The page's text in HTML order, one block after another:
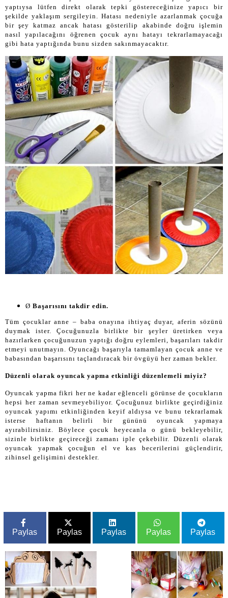
yaptıysa lütfen direkt olarak tepki göstereceğinize yapıcı bir
şekilde yaklaşım sergileyin. Hatası nedeniyle azarlanmak çocuğa
bir şey katmaz ancak hatası gösterilip akabinde doğru işlemin
nasıl yapılacağını öğrenen çocuk aynı hatayı tekrarlamayacağı
gibi hata yaptığında bunu sizden sakınmayacaktır.
Ø Başarısını takdir edin.
Tüm çocuklar anne – baba onayına ihtiyaç duyar, aferin sözünü
duymak ister. Çocuğunuzla birlikte bir şeyler üretirken veya
hazırlarken çocuğunuzun yaptığı doğru eylemleri, başarıları takdir
etmeyi unutmayın. Oyuncağı başarıyla tamamlayan çocuk anne ve
babasından başarısını taçlandıracak bir övgüyü her zaman bekler.
Düzenli olarak oyuncak yapma etkinliği düzenlemeli miyiz?
Oyuncak yapma fikri her ne kadar eğlenceli görünse de çocukların
hepsi her zaman sevmeyebiliyor. Çocuğunuz birlikte geçirdiğiniz
oyuncak yapımı etkinliğinden keyif aldıysa ve bunu tekrarlamak
isterse haftanın belirli bir gününü oyuncak yapmaya
ayırabilirsiniz. Böylece çocuk heyecanla o günü bekleyebilir,
sizinle birlikte geçireceği zamanı iple çekebilir. Düzenli olarak
oyuncak yapmak çocuğun el ve kas becerilerini güçlendirir,
zihinsel gelişimini destekler.
Paylas Paylas Paylas Paylas Paylas